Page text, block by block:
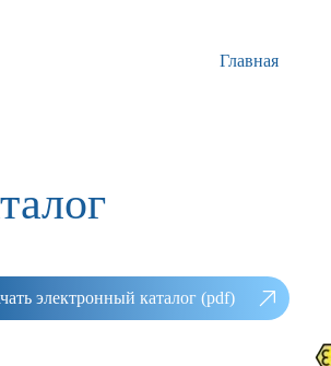
Главная
электронный каталог (pdf)